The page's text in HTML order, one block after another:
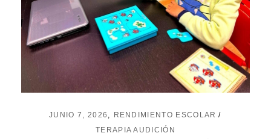
JUNIO 7, 2026
RENDIMIENTO ESCOLAR
TERAPIA AUDICIÓN